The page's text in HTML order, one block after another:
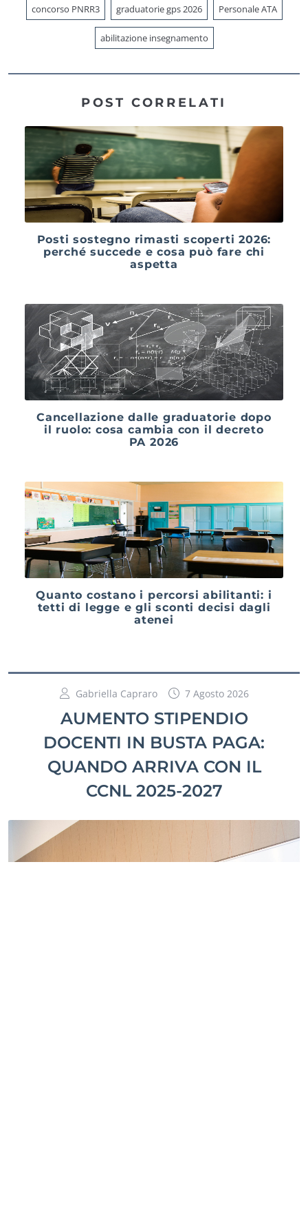
concorso PNRR3 graduatorie gps 2026 Personale ATA
abilitazione insegnamento
POST CORRELATI
Posti sostegno rimasti scoperti 2026:
perché succede e cosa può fare chi
aspetta
Cancellazione dalle graduatorie dopo
il ruolo: cosa cambia con il decreto
PA 2026
Quanto costano i percorsi abilitanti: i
tetti di legge e gli sconti decisi dagli
atenei
Gabriella Capraro 7 Agosto 2026
AUMENTO STIPENDIO
DOCENTI IN BUSTA PAGA:
QUANDO ARRIVA CON IL
CCNL 2025-2027